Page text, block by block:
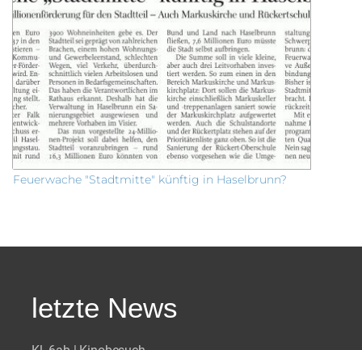
Feuerwache "Stadtmitte" künftig in Haselbrunn?
letzte News